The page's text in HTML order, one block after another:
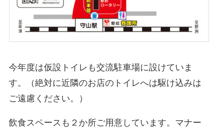
今年度は仮設トイレも交流駐車場に設けていま
す。（絶対に近隣のお店のトイレへは駆け込みは
ご遠慮ください。）
飲食スペースも２か所ご用意しています。マナー